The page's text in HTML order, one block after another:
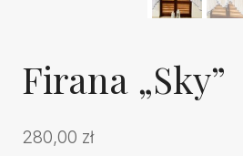
Firana „Sky”
280,00 zł